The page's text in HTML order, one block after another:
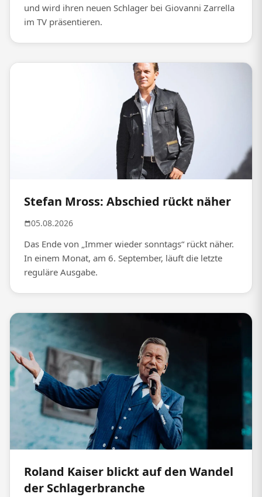
und wird ihren neuen Schlager bei Giovanni Zarrella
im TV präsentieren.
Stefan Mross: Abschied rückt näher
05.08.2026
Das Ende von „Immer wieder sonntags“ rückt näher.
In einem Monat, am 6. September, läuft die letzte
reguläre Ausgabe.
Roland Kaiser blickt auf den Wandel
der Schlagerbranche